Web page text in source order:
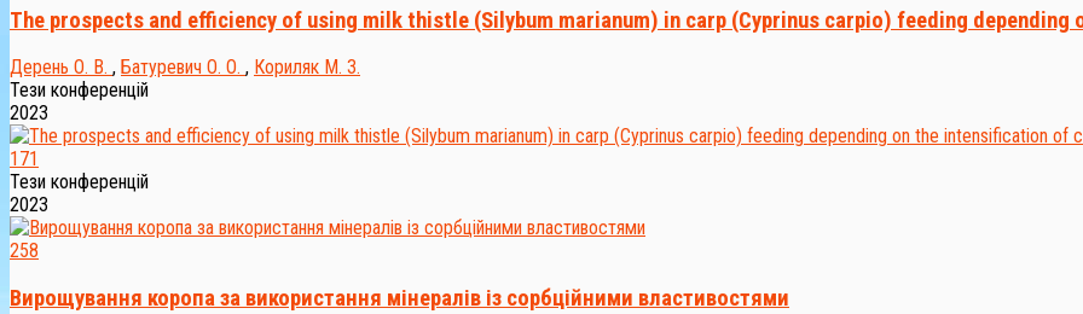
The prospects and efficiency of using milk thistle (Silybum marianum) in carp (Cyprinus carpio) feeding
Дерень О. В. , Батуревич О. О. , Кориляк М. З.
Тези конференцій
2023
171
Тези конференцій
2023
258
Вирощування коропа за використання мінералів із сорбційними властивостями